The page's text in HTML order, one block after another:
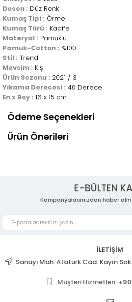
Desen : Düz Renk
Kumaş Tipi : Örme
Kumaş Türü : Kadife
Materyal : Pamuklu
Pamuk-Cotton : %100
Stil : Trend
Mevsim : Kış
Ürün Sezonu : 2021 / 3
Yıkama Derecesi : 40 Derece
En x Boy : 16 x 15 cm
Ödeme Seçenekleri
Ürün Önerileri
E-BÜLTEN
Kampanyalarımızdan haber
İLETİŞİM
Sanayi Mah. Atatürk Cad. Kayın
Müşteri Hizmetleri: